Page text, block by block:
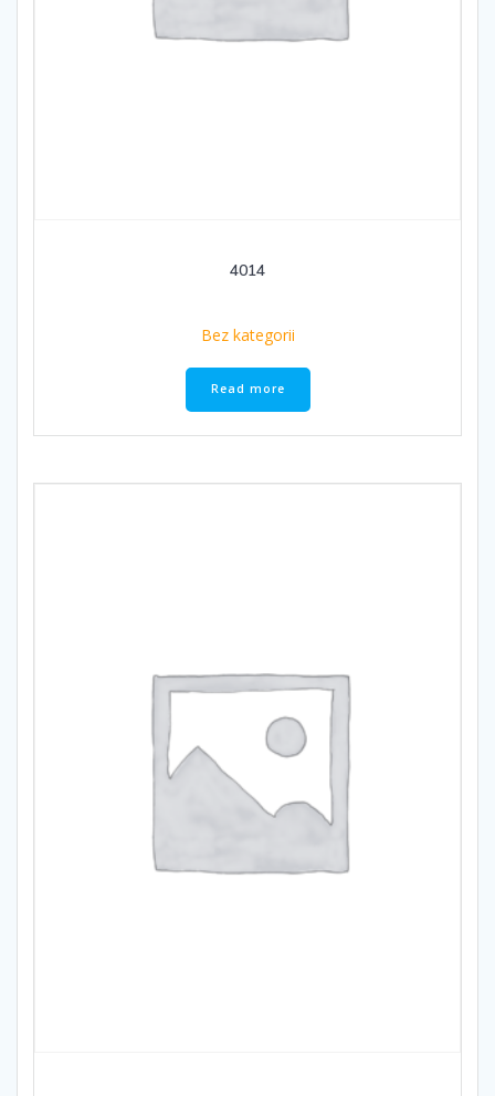
4014
Bez kategorii
Read more